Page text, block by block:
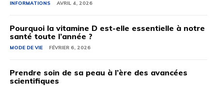
INFORMATIONS AVRIL 4, 2026
Pourquoi la vitamine D est-elle essentielle à notre
santé toute l’année ?
MODE DE VIE FÉVRIER 6, 2026
Prendre soin de sa peau à l’ère des avancées
scientifiques